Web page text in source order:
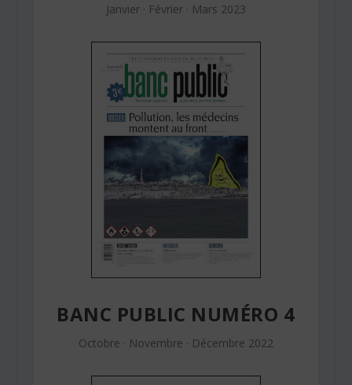
Janvier · Février · Mars 2023
BANC PUBLIC NUMÉRO 4
Octobre · Novembre · Décembre 2022